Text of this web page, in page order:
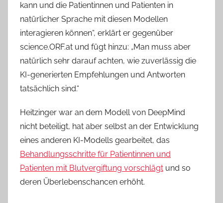
kann und die Patientinnen und Patienten in
natürlicher Sprache mit diesen Modellen
interagieren können“, erklärt er gegenüber
science.ORF.at und fügt hinzu: „Man muss aber
natürlich sehr darauf achten, wie zuverlässig die
KI-generierten Empfehlungen und Antworten
tatsächlich sind.“
Heitzinger war an dem Modell von DeepMind
nicht beteiligt, hat aber selbst an der Entwicklung
eines anderen KI-Modells gearbeitet, das
Behandlungsschritte für Patientinnen und
Patienten mit Blutvergiftung vorschlägt und so
deren Überlebenschancen erhöht.